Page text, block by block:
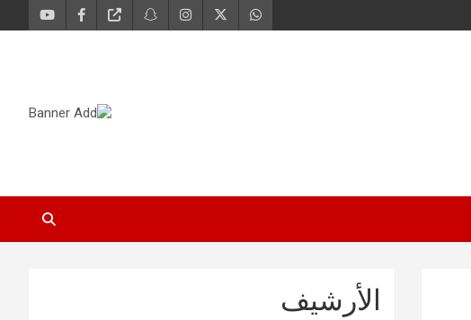
الأرشيف